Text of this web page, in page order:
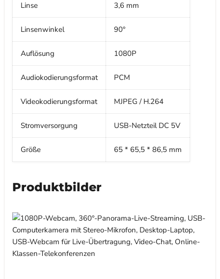
Linse 3,6 mm
Linsenwinkel 90°
Auflösung 1080P
Audiokodierungsformat PCM
Videokodierungsformat MJPEG / H.264
Stromversorgung USB-Netzteil DC 5V
Größe 65 * 65,5 * 86,5 mm
Produktbilder